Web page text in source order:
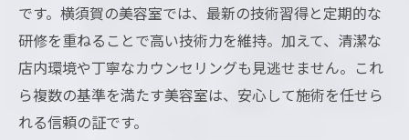
です。横須賀の美容室では、最新の技術習得と定期的な
研修を重ねることで高い技術力を維持。加えて、清潔な
店内環境や丁寧なカウンセリングも見逃せません。これ
ら複数の基準を満たす美容室は、安心して施術を任せら
れる信頼の証です。